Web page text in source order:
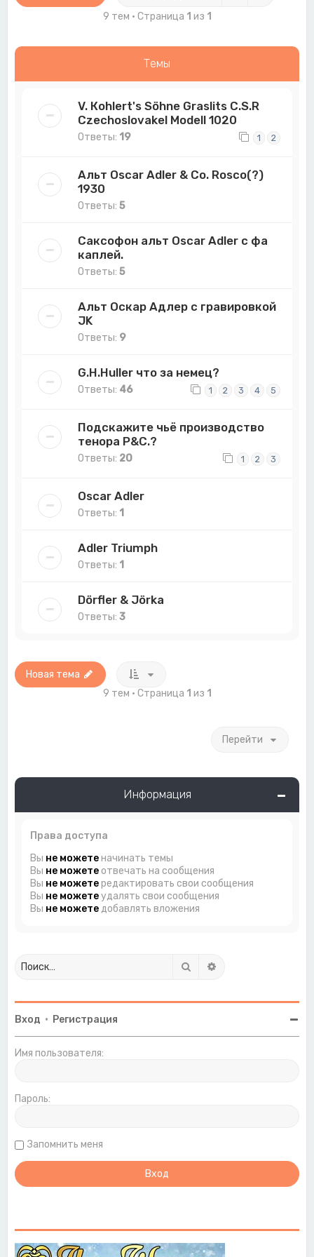
9 тем • Страница 1 из 1
Темы
V. Коhlеrt's Söhne Grаslits C.S.R
Czесhoslovаkеl Моdеll 1020
Ответы: 19 1 2
Альт Oscar Adler & Co. Rosco(?)
1930
Ответы:5
Саксофон альт Oscar Adler с фа
каплей.
Ответы:5
Альт Оскар Адлер с гравировкой
JK
Ответы: 9
G.H.Huller что за немец?
Ответы: 46 1 2 3 4 5
Подскажите чьё производство
тенора P&C.?
Ответы: 20 1 2 3
Oscar Adler
Ответы: 1
Adler Triumph
Ответы: 1
Dörfler & Jörka
Ответы:3
Новая тема
9 тем • Страница 1 из 1
Перейти
Информация
Права доступа
Вы не можетеначинать темы
Вы не можетеотвечать на сообщения
Вы не можетередактировать свои сообщения
Вы не можетеудалять свои сообщения
Вы не можетедобавлять вложения
Поиск
Вход • Регистрация
Имя пользователя:
Пароль:
Запомнить меня